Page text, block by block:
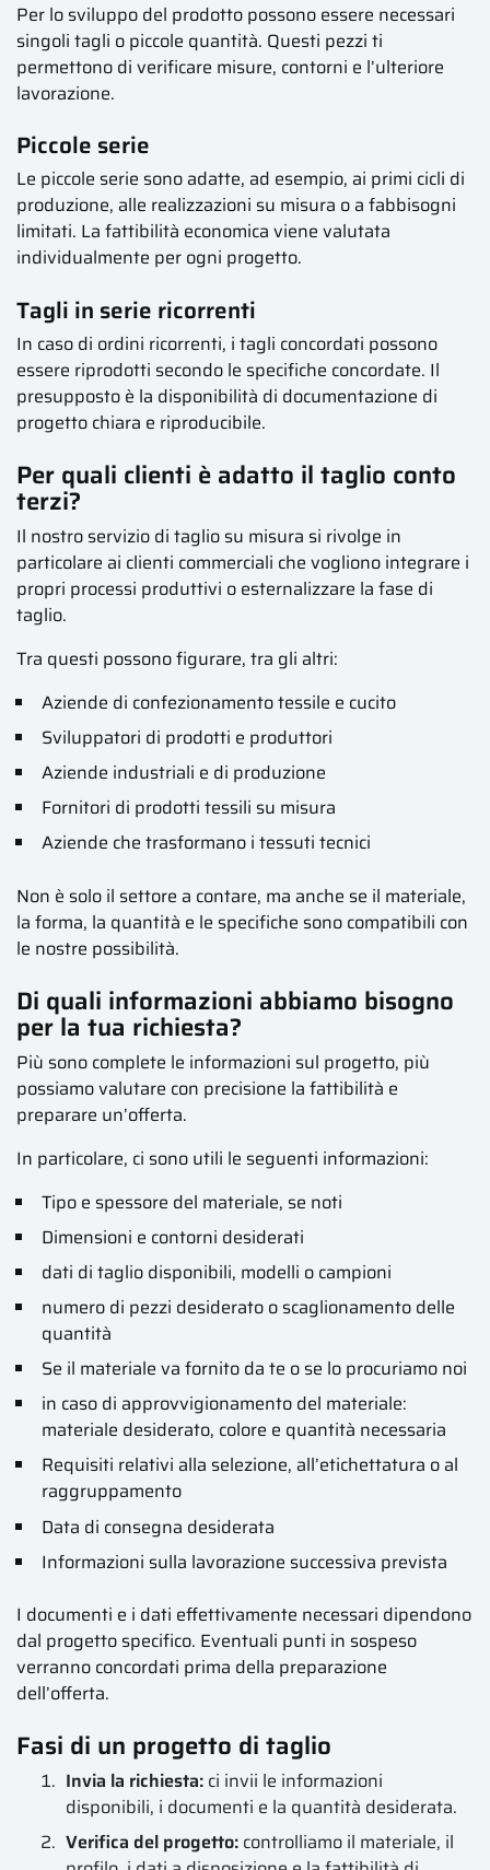
Per lo sviluppo del prodotto possono essere necessari
singoli tagli o piccole quantità. Questi pezzi ti
permettono di verificare misure, contorni e l’ulteriore
lavorazione.
Piccole serie
Le piccole serie sono adatte, ad esempio, ai primi cicli di
produzione, alle realizzazioni su misura o a fabbisogni
limitati. La fattibilità economica viene valutata
individualmente per ogni progetto.
Tagli in serie ricorrenti
In caso di ordini ricorrenti, i tagli concordati possono
essere riprodotti secondo le specifiche concordate. Il
presupposto è la disponibilità di documentazione di
progetto chiara e riproducibile.
Per quali clienti è adatto il taglio conto
terzi?
Il nostro servizio di taglio su misura si rivolge in
particolare ai clienti commerciali che vogliono integrare i
propri processi produttivi o esternalizzare la fase di
taglio.
Tra questi possono figurare, tra gli altri:
Aziende di confezionamento tessile e cucito
Sviluppatori di prodotti e produttori
Aziende industriali e di produzione
Fornitori di prodotti tessili su misura
Aziende che trasformano i tessuti tecnici
Non è solo il settore a contare, ma anche se il materiale,
la forma, la quantità e le specifiche sono compatibili con
le nostre possibilità.
Di quali informazioni abbiamo bisogno
per la tua richiesta?
Più sono complete le informazioni sul progetto, più
possiamo valutare con precisione la fattibilità e
preparare un’offerta.
In particolare, ci sono utili le seguenti informazioni:
Tipo e spessore del materiale, se noti
Dimensioni e contorni desiderati
dati di taglio disponibili, modelli o campioni
numero di pezzi desiderato o scaglionamento delle
quantità
Se il materiale va fornito da te o se lo procuriamo noi
in caso di approvvigionamento del materiale:
materiale desiderato, colore e quantità necessaria
Requisiti relativi alla selezione, all’etichettatura o al
raggruppamento
Data di consegna desiderata
Informazioni sulla lavorazione successiva prevista
I documenti e i dati effettivamente necessari dipendono
dal progetto specifico. Eventuali punti in sospeso
verranno concordati prima della preparazione
dell’offerta.
Fasi di un progetto di taglio
Invia la richiesta:ci invii le informazioni
disponibili, i documenti e la quantità desiderata.
Verifica del progetto:controlliamo il materiale, il